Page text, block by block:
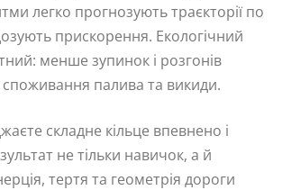
легко прогнозують траєкторії по
прискорення. Екологічний
менше зупинок і розгонів
палива та викиди.
складне кільце впевнено і
не тільки навичок, а й
тертя та геометрія дороги